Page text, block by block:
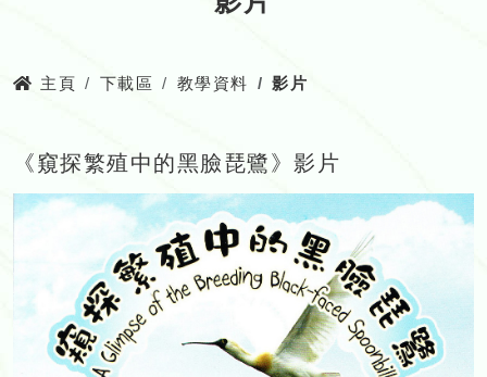
主頁 下載區 教學資料 影片
《窺探繁殖中的黑臉琵鷺》影片